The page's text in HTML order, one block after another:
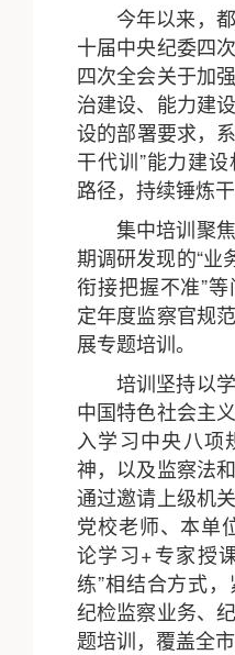
今年以来，
十届中央纪委四
四次全会关于加
治建设、能力建
设的部署要求，
干代训”能力建
路径，持续锤炼
集中培训聚
期调研发现的“业
衔接把握不准”
定年度监察官规
展专题培训。
培训坚持以
中国特色社会主
入学习中央八项
神，以及监察法
通过邀请上级机
党校老师、本单
论学习+专家授
练”相结合方式，
纪检监察业务、
题培训，覆盖全